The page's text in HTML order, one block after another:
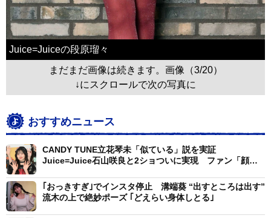
Juice=Juiceの段原瑠々
まだまだ画像は続きます。画像（3/20）
↓にスクロールで次の写真に
おすすめニュース
CANDY TUNE立花琴未「似ている」説を実証
Juice=Juice石山咲良と2ショついに実現 ファン「顔面
｢おっきすぎ｣でインスタ停止 溝端葵 “出すところは出す”
流木の上で絶妙ポーズ ｢どえらい身体しとる｣